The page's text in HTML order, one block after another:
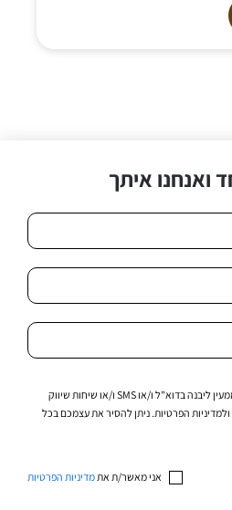
ואנחנו איתך
אני מאשר/ת קבלת חומר שיווק ממעין ליבנה בדוא"ל ו/או SMS ו/או שיחות שיווק
ולמדיניות הפרטיות. ניתן להסיר את עצמכם בכל
אני מאשר/ת את מדיניות הפרטיות